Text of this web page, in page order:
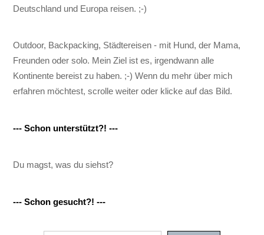
Deutschland und Europa reisen. ;-)
Outdoor, Backpacking, Städtereisen - mit Hund, der Mama,
Freunden oder solo. Mein Ziel ist es, irgendwann alle
Kontinente bereist zu haben. ;-) Wenn du mehr über mich
erfahren möchtest, scrolle weiter oder klicke auf das Bild.
--- Schon unterstützt?! ---
Du magst, was du siehst?
--- Schon gesucht?! ---